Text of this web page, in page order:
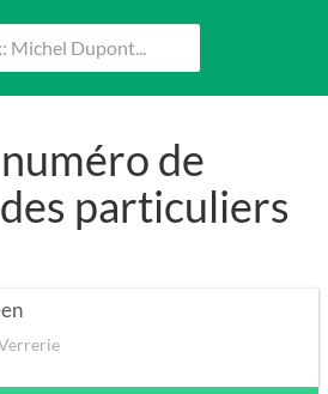
de
particuliers